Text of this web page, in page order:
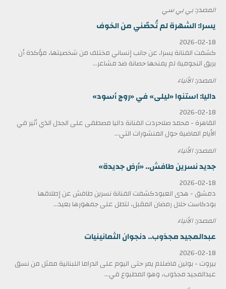
المصدر: بي بي سي
يسرا: الشهرة لم تُحصّني من الخوف
2026-02-18
كشفت الفنانة يسرا، عن جانب إنساني مختلف من شخصيتها، مؤكدة أن
بريق النجومية لم يمنحها حصانة ضد مشاعر...
المصدر: الأنباء
داليا: استنوا «ليلى» في «روج أسود»
2026-02-18
القاهرة - محمد صلاحردت الفنانة داليا مصطفى على الجدل الذي أثير في
الأيام الماضية حول المنشورات التي...
المصدر: الأنباء
جديد نسرين طافش.. «أرض جديدة»
2026-02-18
دمشق - هدى العبودكشفت الفنانة نسرين طافش عن إطلاقها
بودكاست خلال رمضان المقبل، لتطل على جمهورها بعيد...
المصدر: الأنباء
عبدالمجيد مجذوب.. دنجوان الثمانينيات
2026-02-18
بيروت - بولين فاضللم يمر حتى اليوم على الدراما اللبنانية ممثل من نسق
عبدالمجيد مجذوب، وهو المطبوع في...